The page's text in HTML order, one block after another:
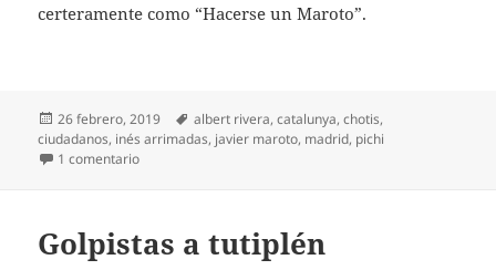
certeramente como “Hacerse un Maroto”.
Publicado
el
26 febrero, 2019 Etiquetas
albert rivera,catalunya,chotis,
ciudadanos, inés arrimadas, javier maroto, madrid, pichi
1 comentarioen Un chotis para Arrimadas
Golpistas a tutiplén